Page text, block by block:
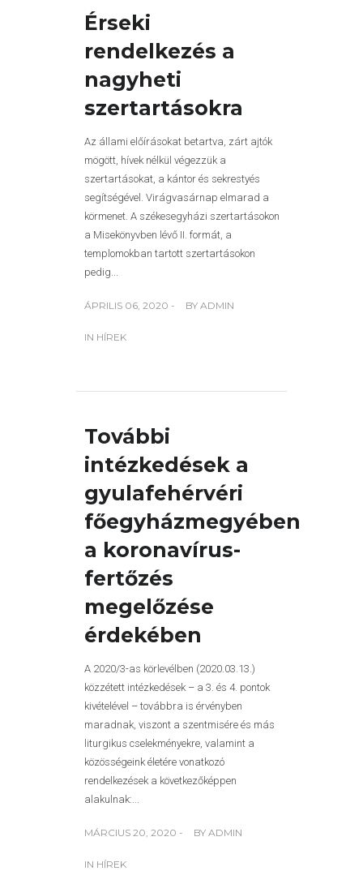
Érseki
rendelkezés a
nagyheti
szertartásokra
Az állami előírásokat betartva, zárt ajtók
mögött, hívek nélkül végezzük a
szertartásokat, a kántor és sekrestyés
segítségével. Virágvasárnap elmarad a
körmenet. A székesegyházi szertartásokon
a Misekönyvben lévő II. formát, a
templomokban tartott szertartásokon
pedig...
ÁPRILIS 06, 2020 - BY ADMIN
IN HÍREK
További
intézkedések a
gyulafehérvéri
főegyházmegyében
a koronavírus-
fertőzés
megelőzése
érdekében
A 2020/3-as körlevélben (2020.03.13.)
közzétett intézkedések – a 3. és 4. pontok
kivételével – továbbra is érvényben
maradnak, viszont a szentmisére és más
liturgikus cselekményekre, valamint a
közösségeink életére vonatkozó
rendelkezések a következőképpen
alakulnak:...
MÁRCIUS 20, 2020 - BY ADMIN
IN HÍREK